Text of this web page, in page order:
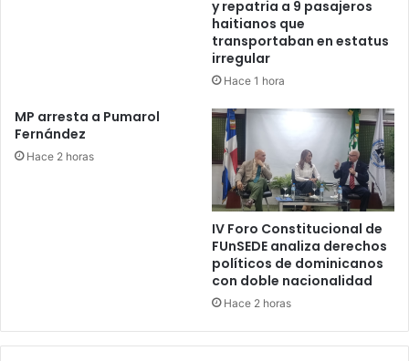
y repatria a 9 pasajeros
haitianos que
transportaban en estatus
irregular
Hace 1 hora
MP arresta a Pumarol
Fernández
Hace 2 horas
IV Foro Constitucional de
FUnSEDE analiza derechos
políticos de dominicanos
con doble nacionalidad
Hace 2 horas